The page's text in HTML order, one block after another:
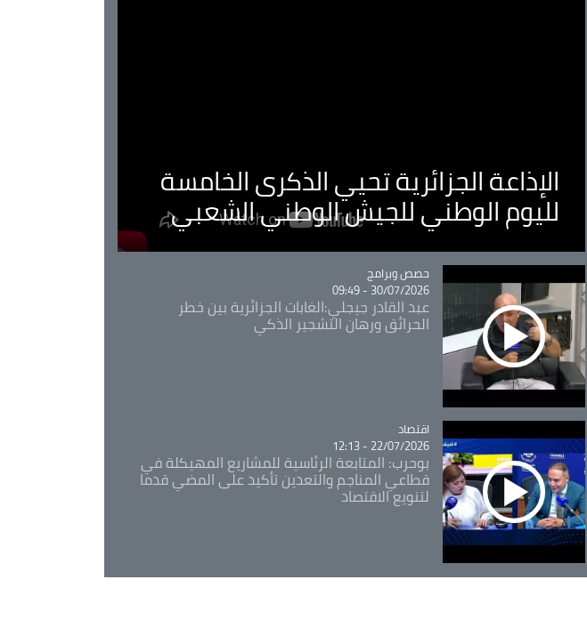
الإذاعة الجزائرية تحيي الذكرى الخامسة
لليوم الوطني للجيش الوطني الشعبي
Catégorie
حصص وبرامج
30/07/2026 - 09:49
عبد القادر جيجلي:الغابات الجزائرية بين خطر
الحرائق ورهان التشجير الذكي
Catégorie
اقتصاد
22/07/2026 - 12:13
بوحرب: المتابعة الرئاسية للمشاريع المهيكلة في
قطاعي المناجم والتعدين تأكيد على المضي قدما
لتنويع الاقتصاد